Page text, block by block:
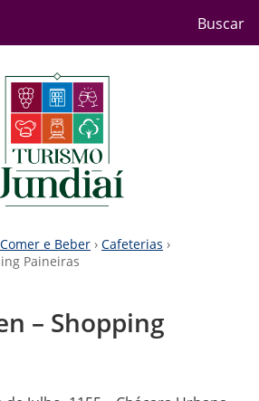
Buscar
e Beber › Cafeterias ›
Paineiras
– Shopping